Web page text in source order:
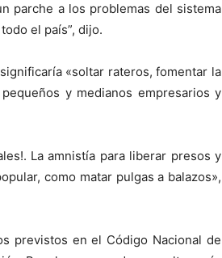
parche a los problemas del sistema
el país”, dijo.
«soltar rateros, fomentar la
y medianos empresarios y
La amnistía para liberar presos y
como matar pulgas a balazos»,
previstos en el Código Nacional de